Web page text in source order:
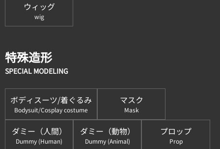
ウィッグ
wig
特殊造形
SPECIAL MODELING
ボディスーツ/着ぐるみ
Bodysuit/Cosplay costume
マスク
Mask
ダミー（人間）
Dummy (Human)
ダミー（動物）
Dummy (Animal)
プロップ
Prop